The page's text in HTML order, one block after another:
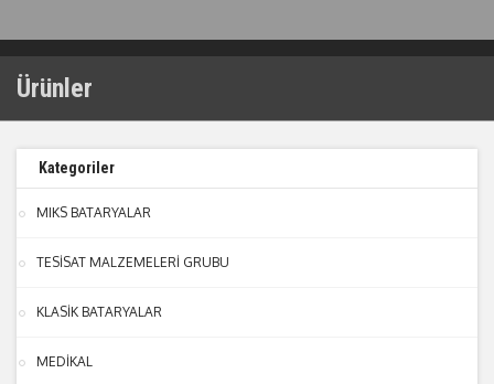
Ürünler
Kategoriler
MIKS BATARYALAR
TESİSAT MALZEMELERİ GRUBU
KLASİK BATARYALAR
MEDİKAL